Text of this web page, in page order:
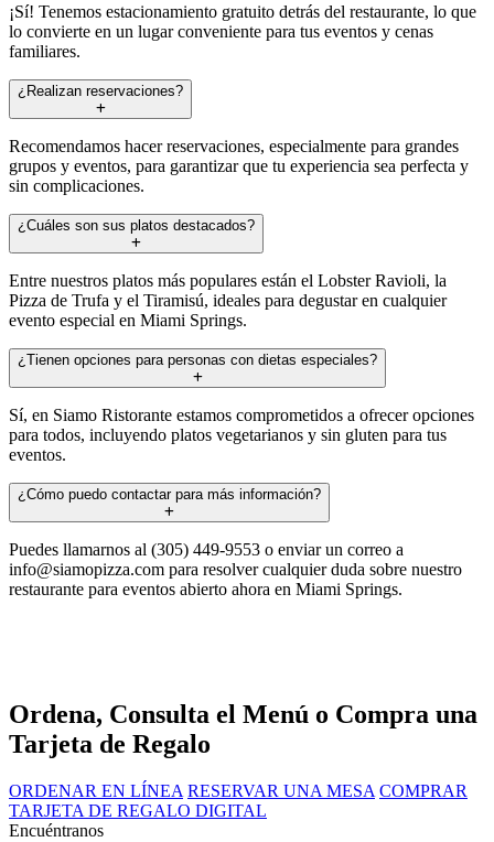
¡Sí! Tenemos estacionamiento gratuito detrás del restaurante, lo que
lo convierte en un lugar conveniente para tus eventos y cenas
familiares.
¿Realizan reservaciones?
Recomendamos hacer reservaciones, especialmente para grandes
grupos y eventos, para garantizar que tu experiencia sea perfecta y
sin complicaciones.
¿Cuáles son sus platos destacados?
Entre nuestros platos más populares están el Lobster Ravioli, la
Pizza de Trufa y el Tiramisú, ideales para degustar en cualquier
evento especial en Miami Springs.
¿Tienen opciones para personas con dietas especiales?
Sí, en Siamo Ristorante estamos comprometidos a ofrecer opciones
para todos, incluyendo platos vegetarianos y sin gluten para tus
eventos.
¿Cómo puedo contactar para más información?
Puedes llamarnos al (305) 449-9553 o enviar un correo a
info@siamopizza.com para resolver cualquier duda sobre nuestro
restaurante para eventos abierto ahora en Miami Springs.
Ordena, Consulta el Menú o Compra una
Tarjeta de Regalo
ORDENAR EN LÍNEA RESERVAR UNA MESA COMPRAR
TARJETA DE REGALO DIGITAL
Encuéntranos